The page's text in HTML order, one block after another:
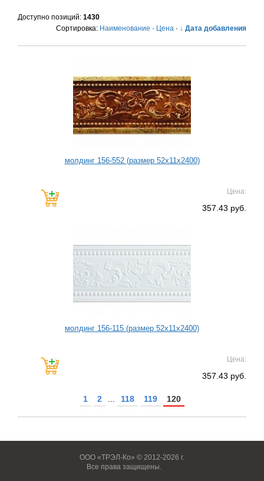
Доступно позиций: 1430
Сортировка: Наименование · Цена · ↓ Дата добавления
молдинг 156-552 (размер 52х11х2400)
Цена:
357.43 руб.
молдинг 156-115 (размер 52х11х2400)
Цена:
357.43 руб.
1 2 118 119 120
ООО «ТРЭЛ-Ко» © 2012-2026 г.
Все права защищены.